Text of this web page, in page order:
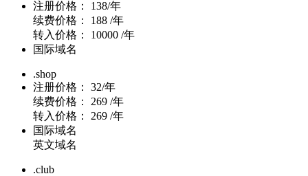
注册价格：
138/年
续费价格：
188 /年
转入价格：
10000 /年
国际域名
.shop
注册价格：
32/年
续费价格：
269 /年
转入价格：
269 /年
国际域名
英文域名
.club